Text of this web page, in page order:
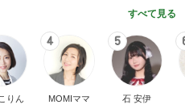
すべて見る
りん
4
MOMIママ
5
石 安伊